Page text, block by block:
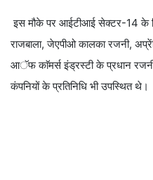
इस मौके पर आईटीआई सेक्टर-14 के
राजबाला, जेएपीओ कालका रजनी,
आॅफ काॅमर्स इंड्रस्टी के प्रधान
कंपनियों के प्रतिनिधि भी उपस्थित थे।